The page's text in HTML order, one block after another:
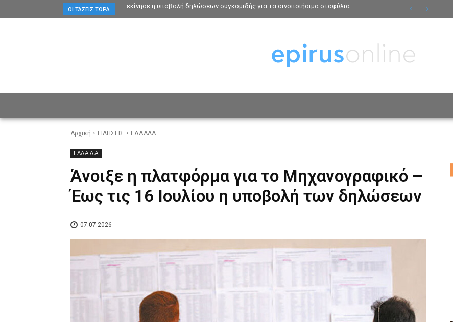
ΟΙ ΤΆΣΕΙΣ ΤΏΡΑ Ξεκίνησε η υποβολή δηλώσεων συγκομιδής για τα οινοποιήσιμα σταφύλια
Αρχική ΕΙΔΗΣΕΙΣ ΕΛΛΑΔΑ
ΕΛΛΑΔΑ
Άνοιξε η πλατφόρμα για το Μηχανογραφικό –
Έως τις 16 Ιουλίου η υποβολή των δηλώσεων
07.07.2026